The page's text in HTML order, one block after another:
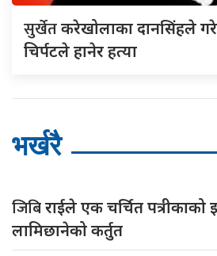
सुर्खेतकरेखोलाका दानसिंहले गरे
चिर्पटले हानेर हत्या
भर्खरै
जिबिराईले एक चर्चित पत्रीकाको
लामिछानेको कर्तुत